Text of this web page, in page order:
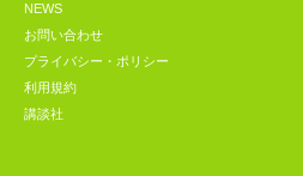
NEWS
お問い合わせ
プライバシー・ポリシー
利用規約
講談社